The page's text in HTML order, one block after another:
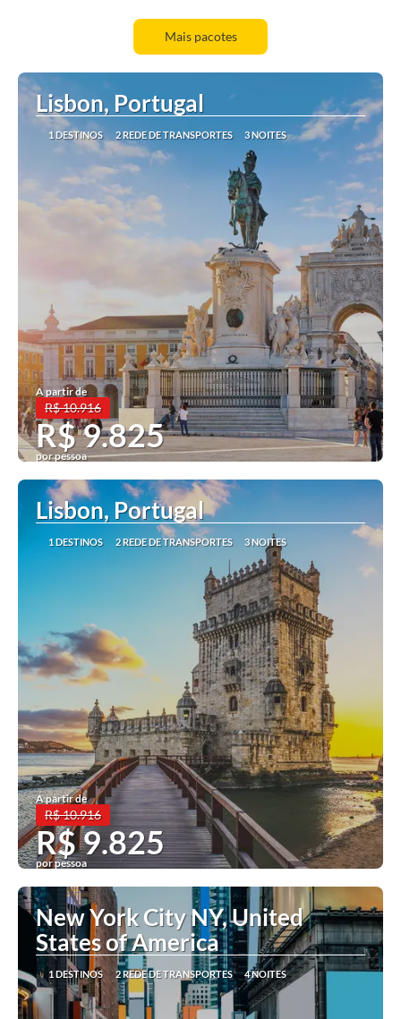
Mais pacotes
Lisbon, Portugal
1 DESTINOS 2 REDE DE TRANSPORTES 3 NOITES
A partir de
R$ 10.916
R$ 9.825
por pessoa
Ver mais
Lisbon, Portugal
1 DESTINOS 2 REDE DE TRANSPORTES 3 NOITES
A partir de
R$ 10.916
R$ 9.825
por pessoa
Ver mais
New York City NY, United
States of America
1 DESTINOS 2 REDE DE TRANSPORTES 4 NOITES